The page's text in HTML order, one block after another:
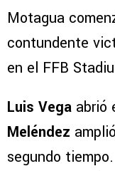
Motagua
contundente
en el FFB
Luis Vega abrió
Meléndez
segundo